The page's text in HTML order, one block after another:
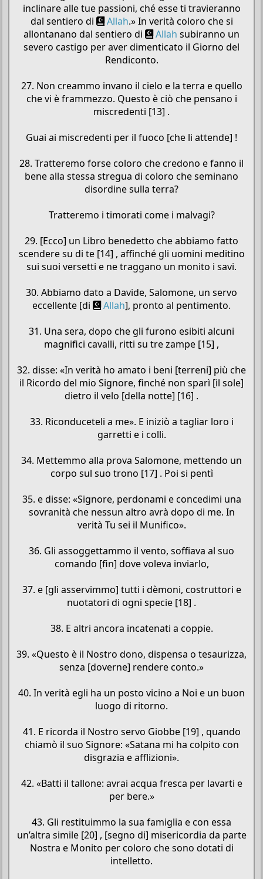
inclinare alle tue passioni, ché esse ti travieranno
dal sentiero di
Allah.» In verità coloro che si
allontanano dal sentiero di
Allah subiranno un
severo castigo per aver dimenticato il Giorno del
Rendiconto.
27. Non creammo invano il cielo e la terra e quello
che vi è frammezzo. Questo è ciò che pensano i
miscredenti [13] .
Guai ai miscredenti per il fuoco [che li attende] !
28. Tratteremo forse coloro che credono e fanno il
bene alla stessa stregua di coloro che seminano
disordine sulla terra?
Tratteremo i timorati come i malvagi?
29. [Ecco] un Libro benedetto che abbiamo fatto
scendere su di te [14] , affinché gli uomini meditino
sui suoi versetti e ne traggano un monito i savi.
30. Abbiamo dato a Davide, Salomone, un servo
eccellente [di
Allah], pronto al pentimento.
31. Una sera, dopo che gli furono esibiti alcuni
magnifici cavalli, ritti su tre zampe [15] ,
32. disse: «In verità ho amato i beni [terreni] più che
il Ricordo del mio Signore, finché non sparì [il sole]
dietro il velo [della notte] [16] .
33. Riconduceteli a me». E iniziò a tagliar loro i
garretti e i colli.
34. Mettemmo alla prova Salomone, mettendo un
corpo sul suo trono [17] . Poi si pentì
35. e disse: «Signore, perdonami e concedimi una
sovranità che nessun altro avrà dopo di me. In
verità Tu sei il Munifico».
36. Gli assoggettammo il vento, soffiava al suo
comando [fin] dove voleva inviarlo,
37. e [gli asservimmo] tutti i dèmoni, costruttori e
nuotatori di ogni specie [18] .
38. E altri ancora incatenati a coppie.
39. «Questo è il Nostro dono, dispensa o tesaurizza,
senza [doverne] rendere conto.»
40. In verità egli ha un posto vicino a Noi e un buon
luogo di ritorno.
41. E ricorda il Nostro servo Giobbe [19] , quando
chiamò il suo Signore: «Satana mi ha colpito con
disgrazia e afflizioni».
42. «Batti il tallone: avrai acqua fresca per lavarti e
per bere.»
43. Gli restituimmo la sua famiglia e con essa
un’altra simile [20] , [segno di] misericordia da parte
Nostra e Monito per coloro che sono dotati di
intelletto.